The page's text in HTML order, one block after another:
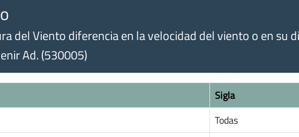
del Viento diferencia en la velocidad del viento o en
Ad. (530005)
Sigla
Todas